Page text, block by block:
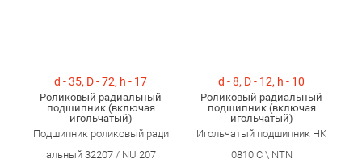
d - 35, D - 72, h - 17
Роликовый радиальный
подшипник (включая
игольчатый)
Подшипник роликовый ради
альный 32207 / NU 207
d - 8, D - 12, h - 10
Роликовый радиальный
подшипник (включая
игольчатый)
Игольчатый подшипник HK
0810 С \ NTN